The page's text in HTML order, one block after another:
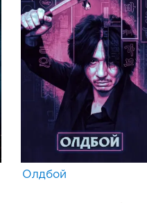
Олдбой